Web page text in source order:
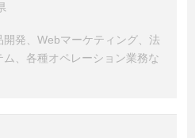
発、Webマーケティング、法
ム、各種オペレーション業務な